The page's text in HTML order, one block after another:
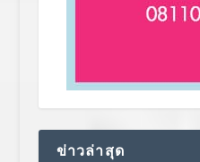
ข่าวล่าสุด